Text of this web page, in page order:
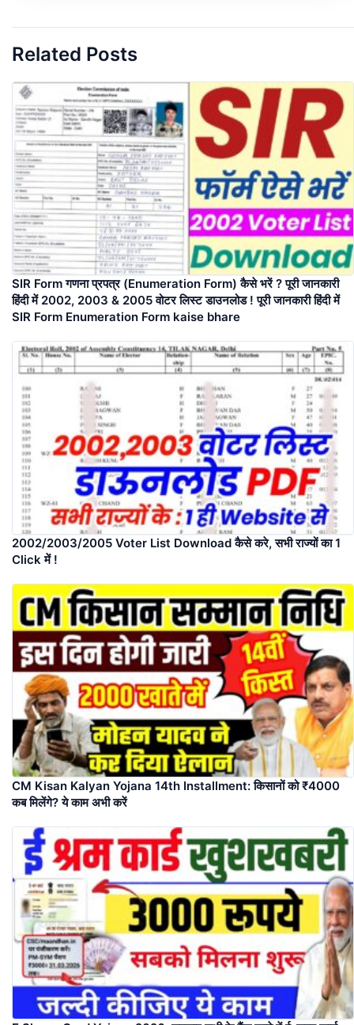
Related Posts
SIR Form गणना प्रपत्र (Enumeration Form) कैसे भरें ? पूरी जानकारी
हिंदी में 2002, 2003 & 2005 वोटर लिस्ट डाउनलोड ! पूरी जानकारी हिंदी में
SIR Form Enumeration Form kaise bhare
2002/2003/2005 Voter List Download कैसे करे, सभी राज्यों का 1
Click में !
CM Kisan Kalyan Yojana 14th Installment: किसानों को ₹4000
कब मिलेंगे? ये काम अभी करें